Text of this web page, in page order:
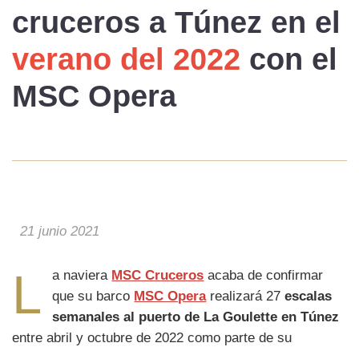
cruceros a Túnez en el
verano del 2022 con el
MSC Opera
21 junio 2021
L a naviera MSC Cruceros acaba de confirmar
que su barco MSC Operarealizará 27escalas
semanales al puerto de La Goulette en Túnez
entre abril y octubre de 2022 como parte de su